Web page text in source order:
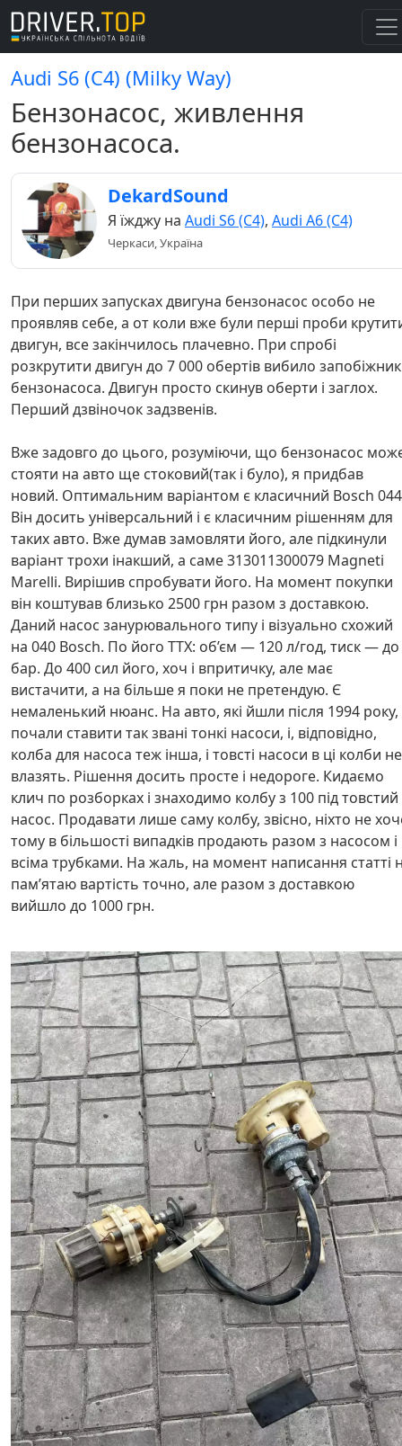
Audi S6 (C4) (Milky Way)
Бензонасос, живлення
бензонасоса.
DekardSound
Я їжджу на Audi S6 (C4), Audi A6 (C4)
Черкаси, Україна
При перших запусках двигуна бензонасос особо не
проявляв себе, а от коли вже були перші проби
двигун, все закінчилось плачевно. При спробі
розкрутити двигун до 7 000 обертів вибило запобіжник
бензонасоса. Двигун просто скинув оберти і заглох.
Перший дзвіночок задзвенів.
Вже задовго до цього, розуміючи, що бензонасос
стояти на авто ще стоковий(так і було), я придбав
новий. Оптимальним варіантом є класичний Bosch
Він досить універсальний і є класичним рішенням для
таких авто. Вже думав замовляти його, але підкинули
варіант трохи інакший, а саме 313011300079 Magneti
Marelli. Вирішив спробувати його. На момент покупки
він коштував близько 2500 грн разом з доставкою.
Даний насос занурювального типу і візуально схожий
на 040 Bosch. По його ТТХ: об’єм — 120 л/год, тиск — до
бар. До 400 сил його, хоч і впритичку, але має
вистачити, а на більше я поки не претендую. Є
немаленький нюанс. На авто, які йшли після 1994 року,
почали ставити так звані тонкі насоси, і, відповідно,
колба для насоса теж інша, і товсті насоси в ці колби не
влазять. Рішення досить просте і недороге. Кидаємо
клич по розборках і знаходимо колбу з 100 під товстий
насос. Продавати лише саму колбу, звісно, ніхто не
тому в більшості випадків продають разом з насосом і
всіма трубками. На жаль, на момент написання статті
пам’ятаю вартість точно, але разом з доставкою
вийшло до 1000 грн.